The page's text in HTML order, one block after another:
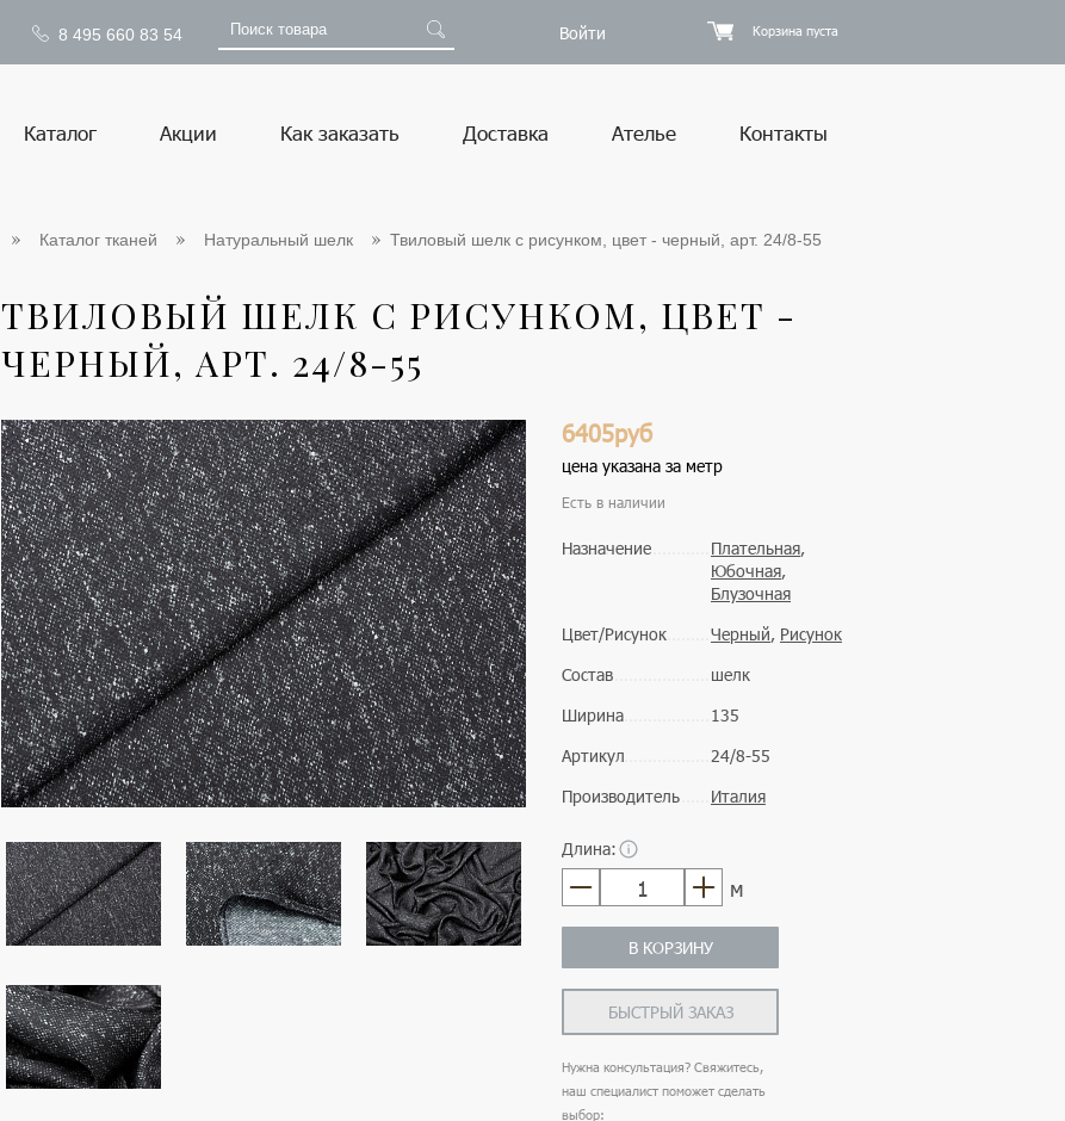
8 495 660 83 54 Войти Корзина пуста
Каталог Акции Как заказать Доставка Ателье Контакты
Каталог тканей Натуральный шелк Твиловый шелк с рисунком, цвет - черный, арт. 24/8-55
ТВИЛОВЫЙ ШЕЛК С РИСУНКОМ, ЦВЕТ -
ЧЕРНЫЙ, АРТ. 24/8-55
6405руб
цена указана за метр
Есть в наличии
Назначение Плательная,
Юбочная,
Блузочная
Цвет/Рисунок
Черный, Рисунок
Состав
шелк
Ширина
135
Артикул
24/8-55
Производитель
Италия
Длина:
м
В КОРЗИНУ
БЫСТРЫЙ ЗАКАЗ
Нужна консультация? Свяжитесь,
наш специалист поможет сделать
выбор: